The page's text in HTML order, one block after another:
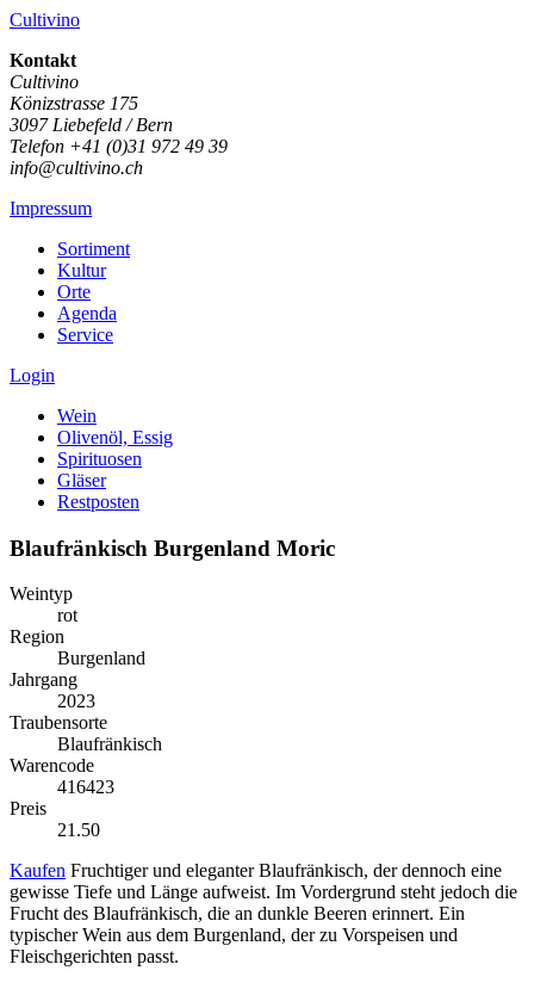
Cultivino
Kontakt
Cultivino
Könizstrasse 175
3097 Liebefeld / Bern
Telefon +41 (0)31 972 49 39
info@cultivino.ch
Impressum
Sortiment
Kultur
Orte
Agenda
Service
Login
Wein
Olivenöl, Essig
Spirituosen
Gläser
Restposten
Blaufränkisch Burgenland Moric
Weintyp
rot
Region
Burgenland
Jahrgang
2023
Traubensorte
Blaufränkisch
Warencode
416423
Preis
21.50
Kaufen Fruchtiger und eleganter Blaufränkisch, der dennoch eine
gewisse Tiefe und Länge aufweist. Im Vordergrund steht jedoch die
Frucht des Blaufränkisch, die an dunkle Beeren erinnert. Ein
typischer Wein aus dem Burgenland, der zu Vorspeisen und
Fleischgerichten passt.